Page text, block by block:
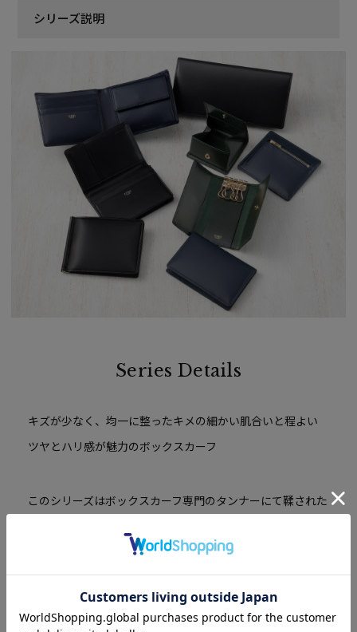
シリーズ説明
Series Details
キズが少なく、均一に整ったキメの細かい肌合いと程よい
ツヤとハリ感が魅力のボックスカーフ
このシリーズはボックスカーフ専門のタンナーにて鞣された
豊富な水に恵まれた環境で鞣しており、キズが少なく均一に
整ったキメの細かい肌あいと、程良いツヤやハリ感が特長
で、製品となった時の出来栄えが大変美しい高級感を感じさ
せます。